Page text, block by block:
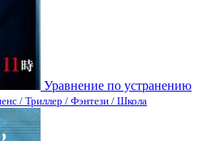
Уравнение по устранению
/ Триллер / Фэнтези / Школа